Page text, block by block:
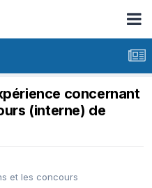
concernant
(interne) de
et les concours